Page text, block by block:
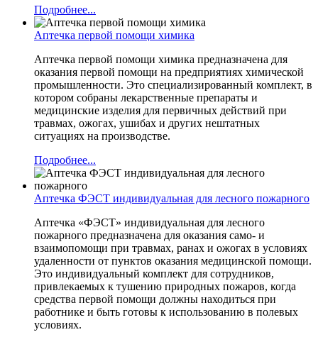
Подробнее...
Аптечка первой помощи химика
Аптечка первой помощи химика предназначена для
оказания первой помощи на предприятиях химической
промышленности. Это специализированный комплект, в
котором собраны лекарственные препараты и
медицинские изделия для первичных действий при
травмах, ожогах, ушибах и других нештатных
ситуациях на производстве.
Подробнее...
Аптечка ФЭСТ индивидуальная для лесного пожарного
Аптечка «ФЭСТ» индивидуальная для лесного
пожарного предназначена для оказания само- и
взаимопомощи при травмах, ранах и ожогах в условиях
удаленности от пунктов оказания медицинской помощи.
Это индивидуальный комплект для сотрудников,
привлекаемых к тушению природных пожаров, когда
средства первой помощи должны находиться при
работнике и быть готовы к использованию в полевых
условиях.